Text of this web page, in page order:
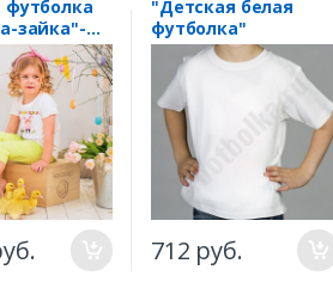
футболка
зайка"-
имя!
"Детская белая
футболка"
712 руб.